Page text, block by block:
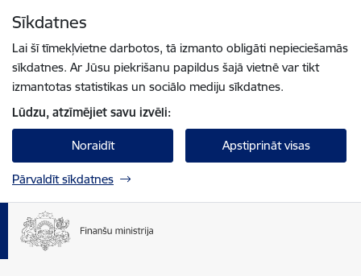
Sīkdatnes
Lai šī tīmekļvietne darbotos, tā izmanto obligāti nepieciešamās
sīkdatnes. Ar Jūsu piekrišanu papildus šajā vietnē var tikt
izmantotas statistikas un sociālo mediju sīkdatnes.
Lūdzu, atzīmējiet savu izvēli:
Noraidīt Apstiprināt visas
Pārvaldīt sīkdatnes